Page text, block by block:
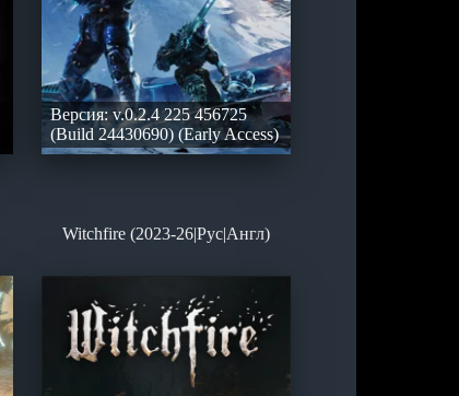
Версия: v.0.2.4 225 456725
(Build 24430690) (Early Access)
Witchfire (2023-26|Рус|Англ)